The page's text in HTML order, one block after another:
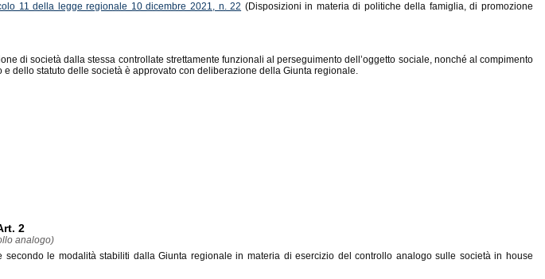
11 della legge regionale 10 dicembre 2021, n. 22 (Disposizioni in materia di politiche della famiglia, di promozione
di società dalla stessa controllate strettamente funzionali al perseguimento dell’oggetto sociale, nonché al compimento
dello statuto delle società è approvato con deliberazione della Giunta regionale.
2
analogo)
le modalità stabiliti dalla Giunta regionale in materia di esercizio del controllo analogo sulle società in house